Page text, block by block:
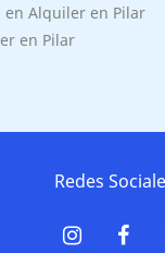
en Alquiler en Pilar
en Pilar
Redes